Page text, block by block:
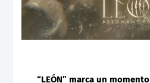
“LEÓN” marca un